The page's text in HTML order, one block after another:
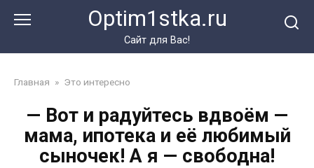
Optim1stka.ru
Сайт для Вас!
Главная » Это интересно
— Вот и радуйтесь вдвоём —
мама, ипотека и её любимый
сыночек! А я — свободна!